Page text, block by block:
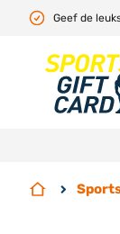
Geef de